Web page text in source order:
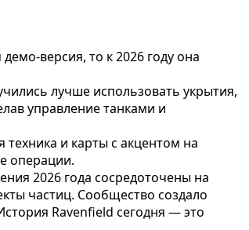
версия, то к 2026 году она
лучше использовать укрытия,
управление танками и
и карты с акцентом на
операции.
2026 года сосредоточены на
частиц. Сообщество создало
Ravenfield сегодня — это